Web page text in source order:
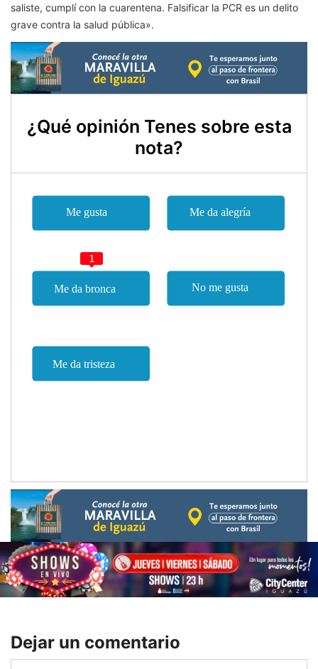
saliste, cumplí con la cuarentena. Falsificar la PCR es un delito
grave contra la salud pública».
¿Qué opinión Tenes sobre esta
nota?
1
Dejar un comentario